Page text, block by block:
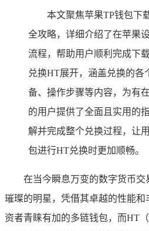
本文聚焦苹果TP钱包下
全攻略，详细介绍了在苹果
流程，帮助用户顺利完成下
兑换HT展开，涵盖兑换的各
备、操作步骤等内容，为有
的用户提供了全面且实用的
解并完成整个兑换过程，让
包进行HT兑换时更加顺畅。
在当今瞬息万变的数字货币交
璀璨的明星，凭借其卓越的性能
资者青睐有加的多链钱包，而HT（